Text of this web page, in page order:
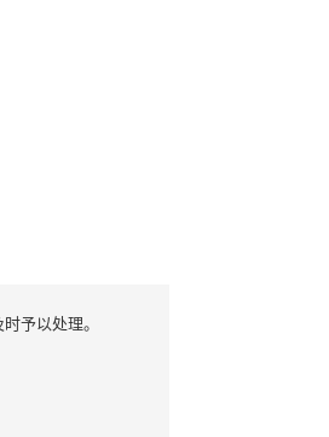
予以处理。